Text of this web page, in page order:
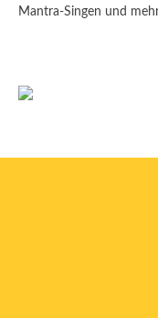
Mantra-Singen und